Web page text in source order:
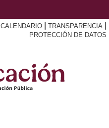
CALENDARIO TRANSPARENCIA
PROTECCIÓN DE DATOS